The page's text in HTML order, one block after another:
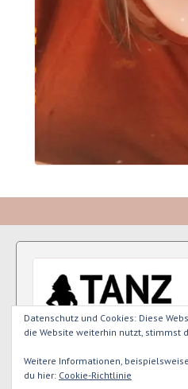
Datenschutz und Cookies: Diese
die Website weiterhin nutzt, stimmst
Weitere Informationen,
du hier: Cookie-Richtlinie